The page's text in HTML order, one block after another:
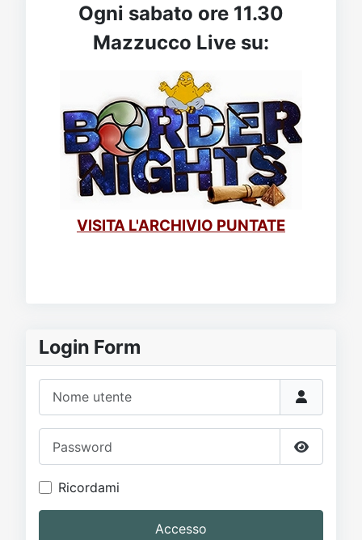
Login Form
Mostra
Ricordami
Accesso
Ogni sabato ore 11.30
Mazzucco Live su:
VISITA L'ARCHIVIO PUNTATE